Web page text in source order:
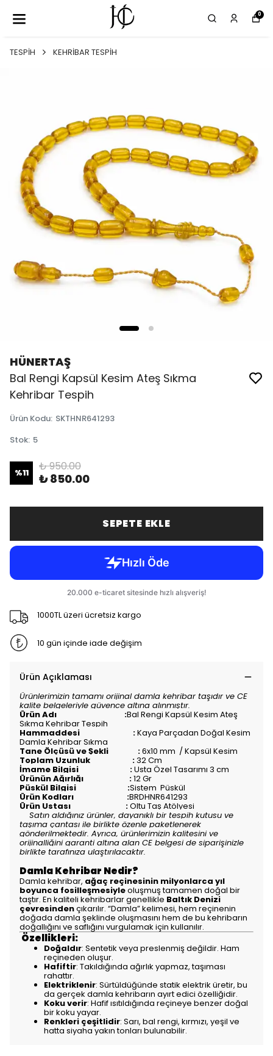
0
TESPİH KEHRİBAR TESPİH
HÜNERTAŞ
Bal Rengi Kapsül Kesim Ateş Sıkma
Kehribar Tespih
Ürün Kodu: SKTHNR641293
Stok: 5
%11 ₺ 950.00
₺ 850.00
SEPETE EKLE
1000TL üzeri ücretsiz kargo
10 gün içinde iade değişim
Ürün Açıklaması
Ürünlerimizin tamamı orijinal damla kehribar taşıdır ve CE
kalite belgeleriyle güvence altına alınmıştır.
Ürün Adı :Bal Rengi Kapsül Kesim Ateş
Sıkma Kehribar Tespih
Hammaddesi :Kaya Parçadan Doğal Kesim
Damla Kehribar Sıkma
Tane Ölçüsü ve Şekli :6x10 mm / Kapsül Kesim
Toplam Uzunluk :32 Cm
İmame Bilgisi :Usta Özel Tasarımı 3 cm
Ürünün Ağırlığı :12 Gr
Püskül Bilgisi :Sistem Püskül
Ürün Kodları :BRDHNR641293
Ürün Ustası :Oltu Taş Atölyesi
Satın aldığınız ürünler, dayanıklı bir tespih kutusu ve
taşıma çantası ile birlikte özenle paketlenerek
gönderilmektedir. Ayrıca, ürünlerimizin kalitesini ve
orijinalliğini garanti altına alan CE belgesi de siparişinizle
birlikte tarafınıza ulaştırılacaktır.
Damla Kehribar Nedir?
Damla kehribar, ağaç reçinesinin milyonlarca yıl
boyunca fosilleşmesiyleoluşmuş tamamen doğal bir
taştır. En kaliteli kehribarlar genellikle Baltık Denizi
çevresindençıkarılır. “Damla” kelimesi, hem reçinenin
doğada damla şeklinde oluşmasını hem de bu kehribarın
doğallığını ve saflığını vurgulamak için kullanılır.
Özellikleri:
Doğaldır: Sentetik veya preslenmiş değildir. Ham
reçineden oluşur.
Hafiftir: Takıldığında ağırlık yapmaz, taşıması
rahattır.
Elektriklenir: Sürtüldüğünde statik elektrik üretir, bu
da gerçek damla kehribarın ayırt edici özelliğidir.
Koku verir: Hafif ısıtıldığında reçineye benzer doğal
bir koku yayar.
Renkleri çeşitlidir: Sarı, bal rengi, kırmızı, yeşil ve
hatta siyaha yakın tonları bulunabilir.